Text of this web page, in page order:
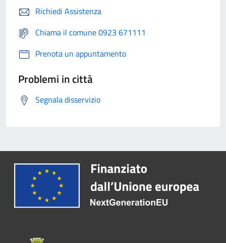
Richiedi Assistenza
Chiama il comune 0923 671111
Prenota un appuntamento
Problemi in città
Segnala disservizio